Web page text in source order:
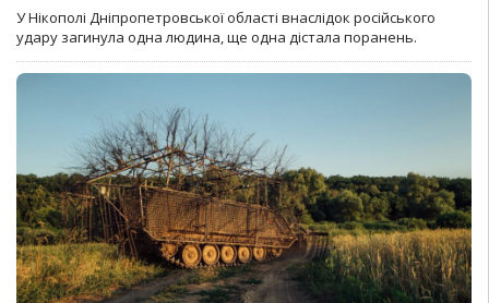
У Нікополі Дніпропетровської області внаслідок російського
удару загинула одна людина, ще одна дістала поранень.